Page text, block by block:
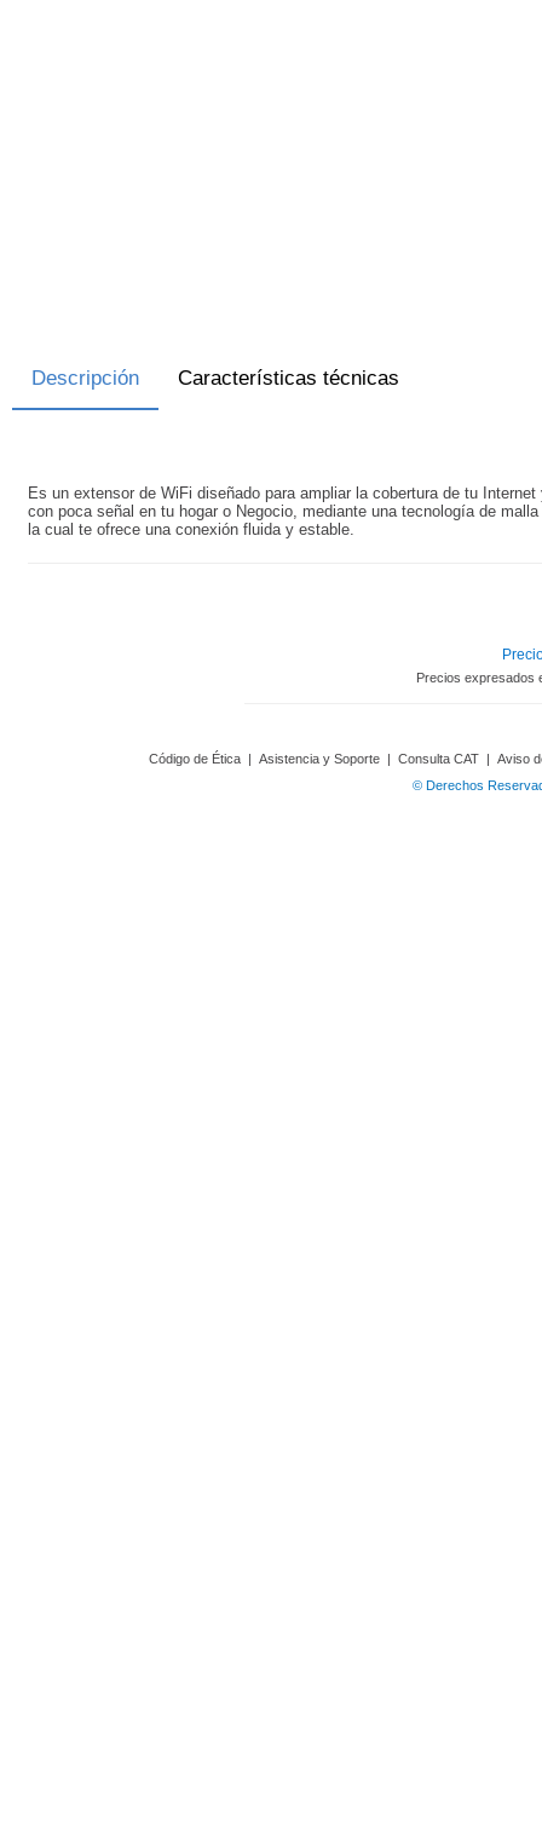
Descripción Características técnicas
Es un extensor de WiFi diseñado para ampliar la cobertura de tu
con poca señal en tu hogar o Negocio, mediante una tecnología de
la cual te ofrece una conexión fluida y estable.
Precios expresados
Código de Ética | Asistencia y Soporte | Consulta CAT | Aviso
© Derechos